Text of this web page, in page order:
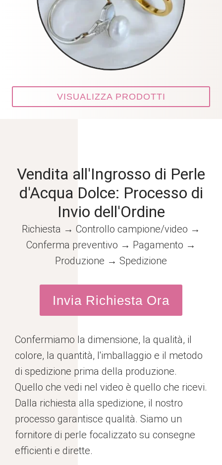
VISUALIZZA PRODOTTI
Vendita all'Ingrosso di Perle
d'Acqua Dolce: Processo di
Invio dell'Ordine
Richiesta → Controllo campione/video →
Conferma preventivo → Pagamento →
Produzione → Spedizione
Invia Richiesta Ora
Confermiamo la dimensione, la qualità, il
colore, la quantità, l'imballaggio e il metodo
di spedizione prima della produzione.
Quello che vedi nel video è quello che ricevi.
Dalla richiesta alla spedizione, il nostro
processo garantisce qualità. Siamo un
fornitore di perle focalizzato su consegne
efficienti e dirette.